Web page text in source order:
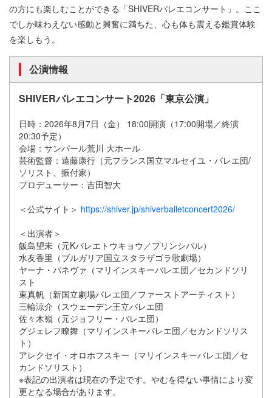
の方にも楽しむことができる「SHIVERバレエコンサート」。ここ
でしか味わえない感動と興奮に満ちた、心も体も震える鑑賞体験
を楽しもう。
公演情報
SHIVERバレエコンサート2026「東京公演」
日時：2026年8月7日（金） 18:00開演（17:00開場／終演
20:30予定）
会場：サンパール荒川 大ホール
芸術監督：遠藤康行（元フランス国立マルセイユ・バレエ団/
ソリスト、振付家）
プロデューサー：吉田智大
＜公式サイト＞ https://shiver.jp/shiverballetconcert2026/
＜出演者＞
飯島望未（元Kバレエトウキョウ／プリンシパル）
水友香里（ブルガリア国立スタラザゴラ歌劇場）
ヤーナ・パネヴァ（マリインスキーバレエ団／セカンドソリ
スト
東真帆（新国立劇場バレエ団／ファーストアーティスト）
三輪涼介（スウェーデン王立バレエ団
佐々木嶺（元ジョフリー・バレエ団）
グジェレフ瞭舞（マリインスキーバレエ団／セカンドソリス
ト）
アレクセイ・オロホフスキー（マリインスキーバレエ団／セ
カンドソリスト）
※表記の出演者は現在の予定です。やむを得ない事情により変
更となる場合があります。